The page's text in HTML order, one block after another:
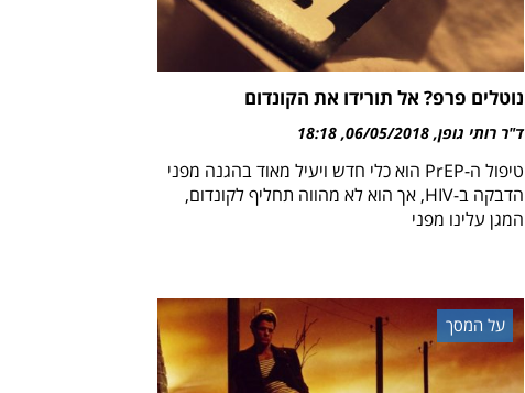
נוטלים פרפ? אל תורידו את הקונדום
ד"ר רותי גופן 06/05/2018
18:18
טיפול ה-PrEP הוא כלי חדש ויעיל מאוד בהגנה מפני
הדבקה ב-HIV, אך הוא לא מהווה תחליף לקונדום,
המגן עלינו מפני
על המסך